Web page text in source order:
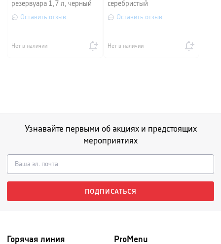
резервуара 1,7 л, черный
Оставить отзыв
Нет в наличии
серебристый
Оставить отзыв
Нет в наличии
Узнавайте первыми об акциях и предстоящих
мероприятиях
ПОДПИСАТЬСЯ
Горячая линия ProMenu